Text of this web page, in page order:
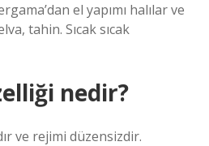
el yapımı halılar ve
tahin. Sıcak sıcak
nedir?
ve rejimi düzensizdir.